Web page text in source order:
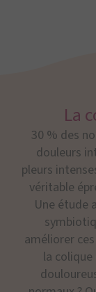
La
30 % des
douleurs
pleurs
véritable
Une étude
améliorer
la colique